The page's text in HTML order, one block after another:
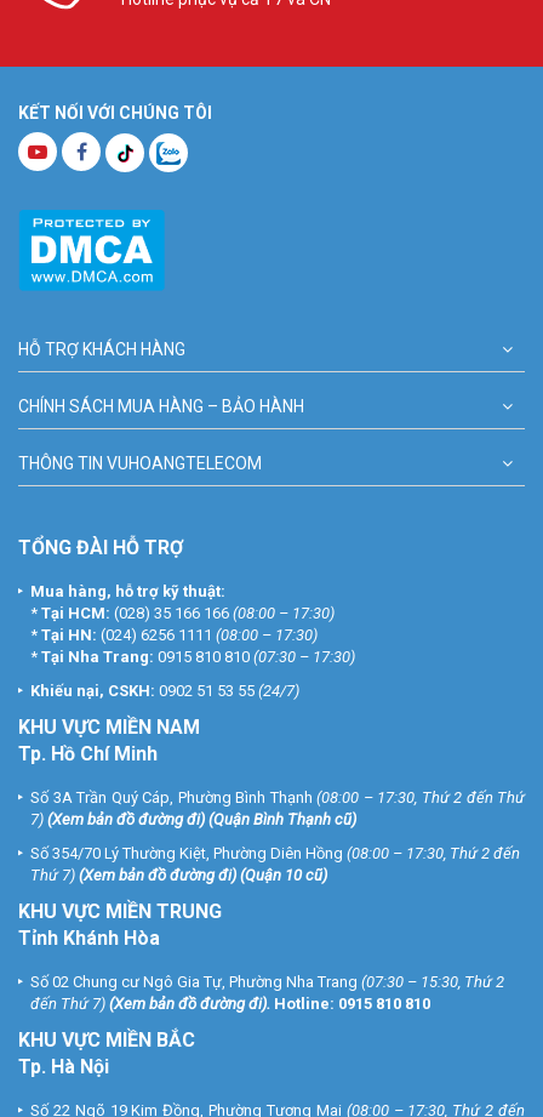
KẾT NỐI VỚI CHÚNG TÔI
HỖ TRỢ KHÁCH HÀNG
CHÍNH SÁCH MUA HÀNG – BẢO HÀNH
THÔNG TIN VUHOANGTELECOM
TỔNG ĐÀI HỖ TRỢ
Mua hàng, hỗ trợ kỹ thuật:
* Tại HCM: (028) 35 166 166 (08:00 – 17:30)
* Tại HN: (024) 6256 1111 (08:00 – 17:30)
* Tại Nha Trang: 0915 810 810 (07:30 – 17:30)
Khiếu nại, CSKH: 0902 51 53 55 (24/7)
KHU VỰC MIỀN NAM
Tp. Hồ Chí Minh
Số 3A Trần Quý Cáp, Phường Bình Thạnh (08:00 – 17:30, Thứ 2 đến Thứ
7) (Xem bản đồ đường đi) (Quận Bình Thạnh cũ)
Số 354/70 Lý Thường Kiệt, Phường Diên Hồng (08:00 – 17:30, Thứ 2 đến
Thứ 7) (Xem bản đồ đường đi) (Quận 10 cũ)
KHU VỰC MIỀN TRUNG
Tỉnh Khánh Hòa
Số 02 Chung cư Ngô Gia Tự, Phường Nha Trang (07:30 – 15:30, Thứ 2
đến Thứ 7) (Xem bản đồ đường đi). Hotline: 0915 810 810
KHU VỰC MIỀN BẮC
Tp. Hà Nội
Số 22 Ngõ 19 Kim Đồng, Phường Tương Mai (08:00 – 17:30, Thứ 2 đến